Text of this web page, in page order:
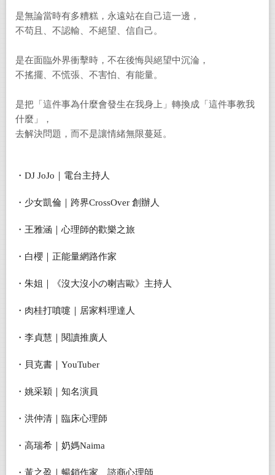
是無論當時有多糟糕，永遠站在自己這一邊，
不苟且、不認輸、不絕望、信自己。
是在面臨外界衝擊時，不在後悔與絕望中沉淪，
不搖擺、不慌張、不害怕、有能量。
是把「這件事為什麼會發生在我身上」轉換成「這件事教我
什麼」，
去解決問題，而不是讓情緒無限蔓延。
・DJ JoJo｜電台主持人
・少女凱倫｜跨界CrossOver 創辦人
・王雅涵｜心理師的歡樂之旅
・白櫻｜正能量網路作家
・朱姐｜《沒大沒小の喇吉歐》主持人
・肉桂打噴嚏｜居家料理達人
・李貞慧｜閱讀推廣人
・貝克書｜YouTuber
・姚采穎｜知名演員
・洪仲清｜臨床心理師
・高瑞希｜奶媽Naima
・黃之盈｜暢銷作家、諮商心理師